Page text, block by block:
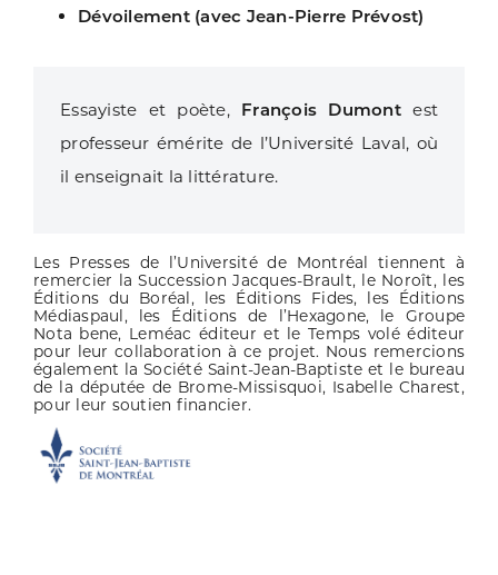
Dévoilement (avec Jean-Pierre Prévost)
Essayiste et poète, François Dumontest
professeur émérite de l’Université Laval, où
il enseignait la littérature.
Les Presses de l’Université de Montréal tiennent à
remercier la Succession Jacques-Brault, le Noroît, les
Éditions du Boréal, les Éditions Fides, les Éditions
Médiaspaul, les Éditions de l’Hexagone, le Groupe
Nota bene, Leméac éditeur et le Temps volé éditeur
pour leur collaboration à ce projet. Nous remercions
également la Société Saint-Jean-Baptiste et le bureau
de la députée de Brome-Missisquoi, Isabelle Charest,
pour leur soutien financier.